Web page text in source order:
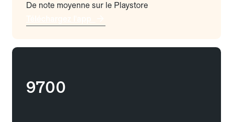
De note moyenne sur le Playstore
9700